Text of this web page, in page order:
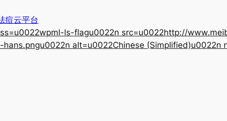
痘云平台
ls-flagu0022n src=u0022http://
alt=u0022Chinese (Simplified)u0022n